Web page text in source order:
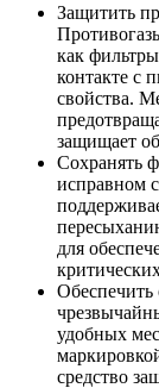
Защитить
как
контакте с
свойства.
защищает
Сохранять
исправном
для
удобных
средство